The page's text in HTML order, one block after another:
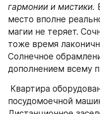
гармонии и мистики.
место вполне
магии не теряет.
тоже время
Солнечное
дополнением всему
посудомоечной